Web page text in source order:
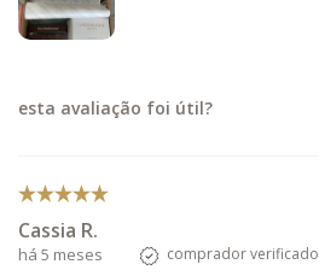
esta avaliação foi útil?
Cassia R.
há 5 meses comprador verificado